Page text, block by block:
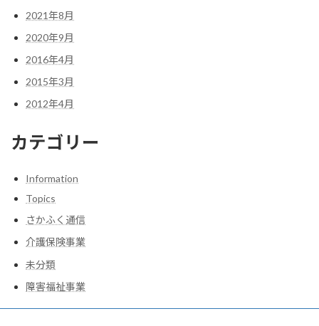
2021年8月
2020年9月
2016年4月
2015年3月
2012年4月
カテゴリー
Information
Topics
さかふく通信
介護保険事業
未分類
障害福祉事業